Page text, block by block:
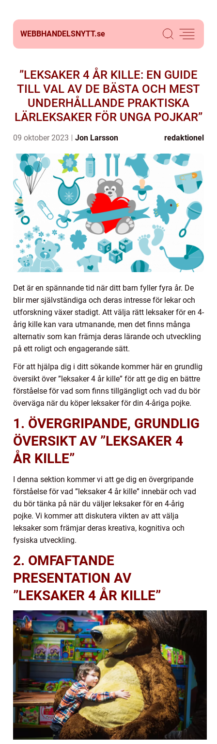
WEBBHANDELSNYTT.se
”LEKSAKER 4 ÅR KILLE: EN GUIDE
TILL VAL AV DE BÄSTA OCH MEST
UNDERHÅLLANDE PRAKTISKA
LÄRLEKSAKER FÖR UNGA POJKAR”
09 oktober 2023 Jon Larsson redaktionel
Det är en spännande tid när ditt barn fyller fyra år. De
blir mer självständiga och deras intresse för lekar och
utforskning växer stadigt. Att välja rätt leksaker för en 4-
årig kille kan vara utmanande, men det finns många
alternativ som kan främja deras lärande och utveckling
på ett roligt och engagerande sätt.
För att hjälpa dig i ditt sökande kommer här en grundlig
översikt över ”leksaker 4 år kille” för att ge dig en bättre
förståelse för vad som finns tillgängligt och vad du bör
överväga när du köper leksaker för din 4-åriga pojke.
1. ÖVERGRIPANDE, GRUNDLIG
ÖVERSIKT AV ”LEKSAKER 4
ÅR KILLE”
I denna sektion kommer vi att ge dig en övergripande
förståelse för vad ”leksaker 4 år kille” innebär och vad
du bör tänka på när du väljer leksaker för en 4-årig
pojke. Vi kommer att diskutera vikten av att välja
leksaker som främjar deras kreativa, kognitiva och
fysiska utveckling.
2. OMFAFTANDE
PRESENTATION AV
”LEKSAKER 4 ÅR KILLE”